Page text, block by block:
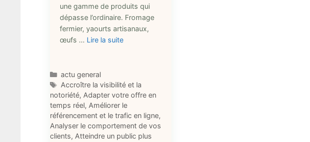
une gamme de produits qui
dépasse l’ordinaire. Fromage
fermier, yaourts artisanaux,
œufs … Lire la suite
Catégories
actu general
Étiquettes
Accroître la visibilité et la
notoriété, Adapter votre offre en
temps réel, Améliorer le
référencement et le trafic en ligne,
Analyser le comportement de vos
clients, Atteindre un public plus